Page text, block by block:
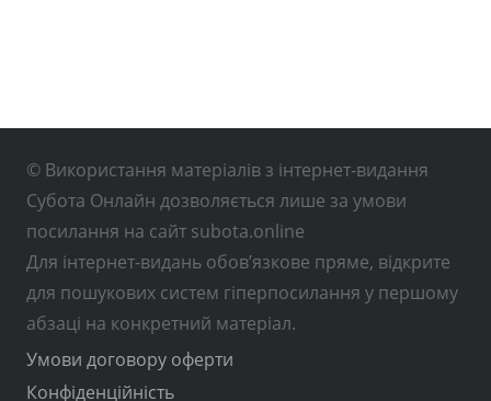
© Використання матеріалів з інтернет-видання
Субота Онлайн дозволяється лише за умови
посилання на сайт subota.online
Для інтернет-видань обов’язкове пряме, відкрите
для пошукових систем гіперпосилання у першому
абзаці на конкретний матеріал.
Умови договору оферти
Конфіденційність